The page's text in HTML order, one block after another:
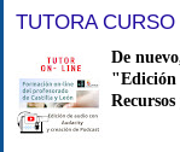
TUTORA
De
"Edición